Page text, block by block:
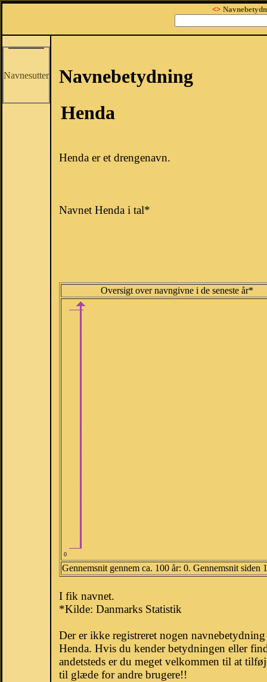
<>
Navnesutter
Navnebetydning
Henda
Henda er et drengenavn.
Navnet Henda i tal*
Oversigt over navngivne i de seneste år*
0
Gennemsnit gennem ca. 100 år: 0. Gennemsnit siden
I fik navnet.
*Kilde: Danmarks Statistik
Der er ikke registreret nogen
Henda. Hvis du kender betydningen eller
andetsteds er du meget velkommen til at
til glæde for andre brugere!!